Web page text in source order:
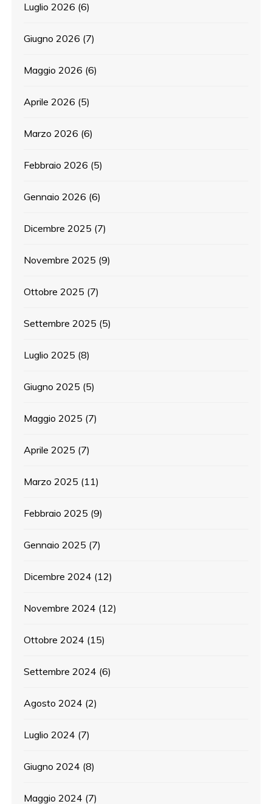
Luglio 2026 (6)
Giugno 2026 (7)
Maggio 2026 (6)
Aprile 2026 (5)
Marzo 2026 (6)
Febbraio 2026 (5)
Gennaio 2026 (6)
Dicembre 2025 (7)
Novembre 2025 (9)
Ottobre 2025 (7)
Settembre 2025 (5)
Luglio 2025 (8)
Giugno 2025 (5)
Maggio 2025 (7)
Aprile 2025 (7)
Marzo 2025 (11)
Febbraio 2025 (9)
Gennaio 2025 (7)
Dicembre 2024 (12)
Novembre 2024 (12)
Ottobre 2024 (15)
Settembre 2024 (6)
Agosto 2024 (2)
Luglio 2024 (7)
Giugno 2024 (8)
Maggio 2024 (7)